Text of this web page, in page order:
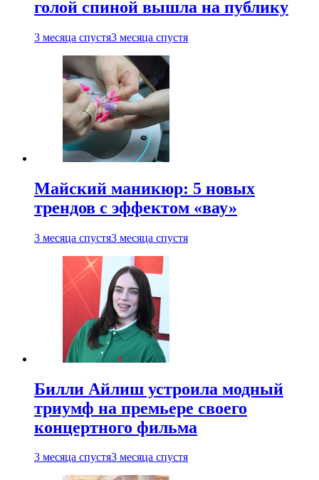
голой спиной вышла на публику
3 месяца спустя3 месяца спустя
Майский маникюр: 5 новых
трендов с эффектом «вау»
3 месяца спустя3 месяца спустя
Билли Айлиш устроила модный
триумф на премьере своего
концертного фильма
3 месяца спустя3 месяца спустя